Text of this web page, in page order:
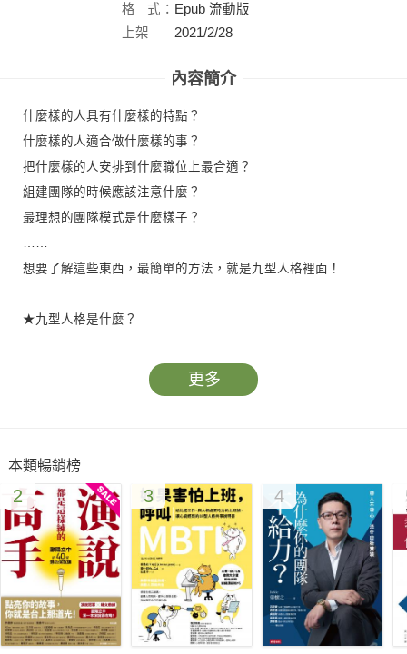
格
式： Epub 流動版
上架
2021/2/28
內容簡介
什麼樣的人具有什麼樣的特點？
什麼樣的人適合做什麼樣的事？
把什麼樣的人安排到什麼職位上最合適？
組建團隊的時候應該注意什麼？
最理想的團隊模式是什麼樣子？
想要了解這些東西，最簡單的方法，就是九型人格裡面！
★九型人格是什麼？
它是應用心理學上的一個分支，它按照人們慣性的思維模式、情
緒反應和行為習慣等性格特質，將人分為9種，是一種精妙的性
★九型人格能做什麼？
九型人格是一把破譯性格密碼的鑰匙，也是一個有效的企業管理
的工具，它能幫助管理者深入地了解自己和員工的性格特徵，正
確評估自己的優勢與弱勢，準確地判斷和掌握員工的長處和短
處，建立更加有效的企業管理制度、良好的溝通方式、先進的企
業文化、融洽的合作關係。
更多
本類暢銷榜
2 3 4